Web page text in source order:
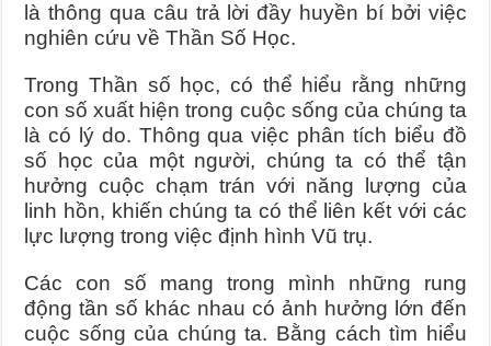
là thông qua câu trả lời đầy huyền bí bởi việc
nghiên cứu về Thần Số Học.
Trong Thần số học, có thể hiểu rằng những
con số xuất hiện trong cuộc sống của chúng ta
là có lý do. Thông qua việc phân tích biểu đồ
số học của một người, chúng ta có thể tận
hưởng cuộc chạm trán với năng lượng của
linh hồn, khiến chúng ta có thể liên kết với các
lực lượng trong việc định hình Vũ trụ.
Các con số mang trong mình những rung
động tần số khác nhau có ảnh hưởng lớn đến
cuộc sống của chúng ta. Bằng cách tìm hiểu